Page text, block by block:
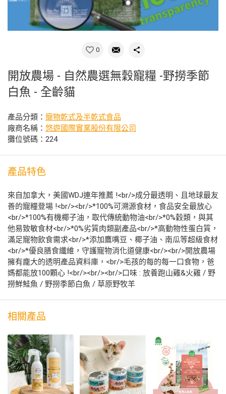
0
開放農場 - 自然農選無穀寵糧 -野撈季節
白魚 - 全齡貓
產品分類： 寵物乾式及半乾式食品
廠商名稱： 悠遊國際實業股份有限公司
攤位號碼：224
產品特色
來自加拿大，美國WDJ連年推薦 !<br/>成分最透明、且地球最友
善的寵糧登場 !<br/><br/>*100%可溯源食材，食品安全最放心
<br/>*100%有機椰子油，取代傳統動物油<br/>*0%穀類，與其
他易致敏食材<br/>*0%劣質肉類副產品<br/>*高動物性蛋白質，
滿足寵物飲食需求<br/>*添加鷹嘴豆、椰子油、南瓜等超級食材
<br/>*優良膳食纖維，守護寵物消化道健康<br/><br/>開放農場
擁有龐大的透明產品資料庫，<br/>毛孩的每的每一口食物，爸
媽都能放100顆心 !<br/><br/><br/>口味 : 放養跑山雞&火雞 / 野
撈鮮鮭魚 / 野撈季節白魚 / 草原野牧羊
相關產品